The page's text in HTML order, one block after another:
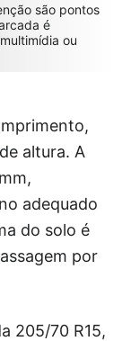
são pontos
é
ou
altura. A
adequado
do solo é
por
205/70 R15,